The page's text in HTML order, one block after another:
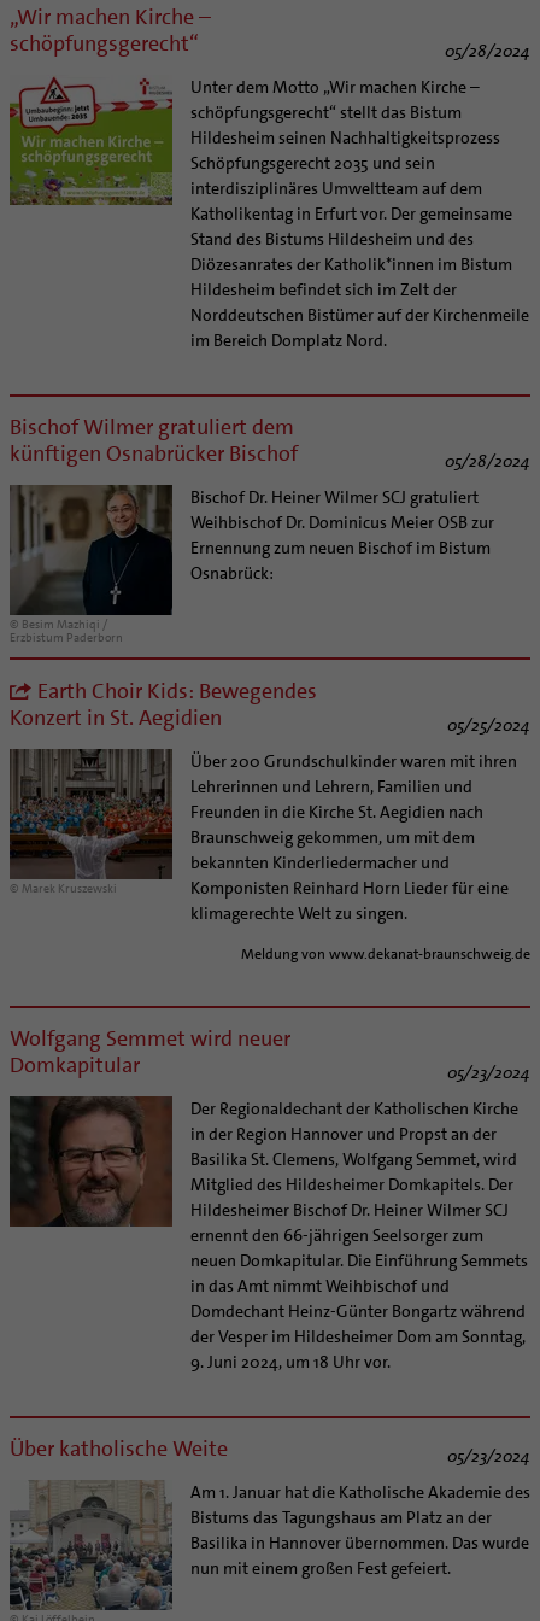
Ehe - Familie - Geschlechtergerechtigkeit
Kategoriale und Diakonale Seelsorge
Notfall
Polizei- und Feuerwehr
Schule
Gefängnisseelsorge
Veranstaltungen
Supervision
Coaching
Aufbrüche in der Kirche
Ehrenamtliche
KirchenZeitung online
Verwaltungsbeauftragte / Verwaltungsleitungen in
Pfarrgemeinden
„Wir machen Kirche –
schöpfungsgerecht“
05/28/2024
Unter dem Motto „Wir machen Kirche –
schöpfungsgerecht“ stellt das Bistum
Hildesheim seinen Nachhaltigkeitsprozess
Schöpfungsgerecht 2035 und sein
interdisziplinäres Umweltteam auf dem
Katholikentag in Erfurt vor. Der gemeinsame
Stand des Bistums Hildesheim und des
Diözesanrates der Katholik*innen im Bistum
Hildesheim befindet sich im Zelt der
Norddeutschen Bistümer auf der Kirchenmeile
im Bereich Domplatz Nord.
Bischof Wilmer gratuliert dem
künftigen Osnabrücker Bischof
05/28/2024
© Besim Mazhiqi /
Erzbistum Paderborn
Bischof Dr. Heiner Wilmer SCJ gratuliert
Weihbischof Dr. Dominicus Meier OSB zur
Ernennung zum neuen Bischof im Bistum
Osnabrück:
Earth Choir Kids: Bewegendes
Konzert in St. Aegidien
05/25/2024
© Marek Kruszewski
Über 200 Grundschulkinder waren mit ihren
Lehrerinnen und Lehrern, Familien und
Freunden in die Kirche St. Aegidien nach
Braunschweig gekommen, um mit dem
bekannten Kinderliedermacher und
Komponisten Reinhard Horn Lieder für eine
klimagerechte Welt zu singen.
Meldung von www.dekanat-braunschweig.de
Wolfgang Semmet wird neuer
Domkapitular
05/23/2024
Der Regionaldechant der Katholischen Kirche
in der Region Hannover und Propst an der
Basilika St. Clemens, Wolfgang Semmet, wird
Mitglied des Hildesheimer Domkapitels. Der
Hildesheimer Bischof Dr. Heiner Wilmer SCJ
ernennt den 66-jährigen Seelsorger zum
neuen Domkapitular. Die Einführung Semmets
in das Amt nimmt Weihbischof und
Domdechant Heinz-Günter Bongartz während
der Vesper im Hildesheimer Dom am Sonntag,
9. Juni 2024, um 18 Uhr vor.
Über katholische Weite 05/23/2024
Am 1. Januar hat die Katholische Akademie des
Bistums das Tagungshaus am Platz an der
Basilika in Hannover übernommen. Das wurde
nun mit einem großen Fest gefeiert.